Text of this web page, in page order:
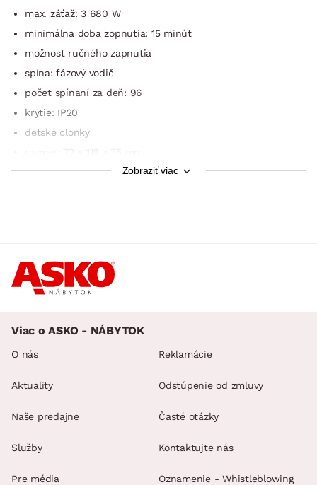
max. záťaž: 3 680 W
minimálna doba zopnutia: 15 minút
možnosť ručného zapnutia
spína: fázový vodič
počet spínaní za deň: 96
krytie: IP20
detské clonky
materiál: plast
Zobraziť viac
Viac o ASKO - NÁBYTOK
O nás
Aktuality
Naše predajne
Služby
Pre média
Reklamácie
Odstúpenie od zmluvy
Časté otázky
Kontaktujte nás
Oznamenie - Whistleblowing